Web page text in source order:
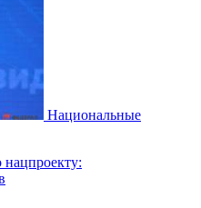
Национальные
нацпроекту: